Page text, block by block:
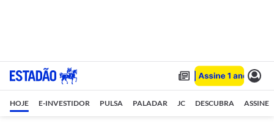
HOJE E-INVESTIDOR PULSA PALADAR JC DESCUBRA ASSINE